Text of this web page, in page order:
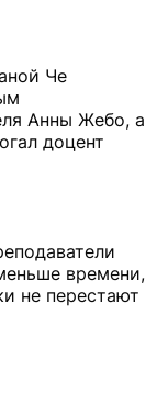
Че
Анны Жебо, а
доцент
времени,
не перестают